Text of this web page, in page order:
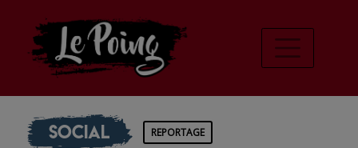
Social REPORTAGE